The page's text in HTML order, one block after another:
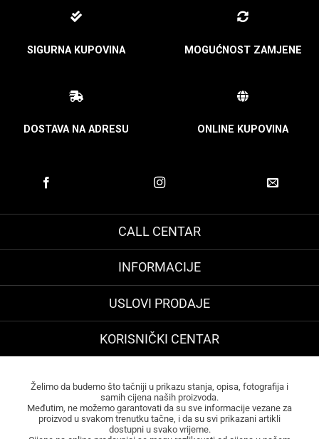
SIGURNA KUPOVINA MOGUĆNOST ZAMJENE
DOSTAVA NA ADRESU ONLINE KUPOVINA
CALL CENTAR
INFORMACIJE
USLOVI PRODAJE
KORISNIČKI CENTAR
Želimo da budemo što tačniji u prikazu stanja, opisa, fotografija i
samih cijena naših proizvoda.
Međutim, ne možemo garantovati da su sve informacije vezane za
proizvod u svakom trenutku tačne, i da su svi prikazani artikli
dostupni u svako vrijeme.